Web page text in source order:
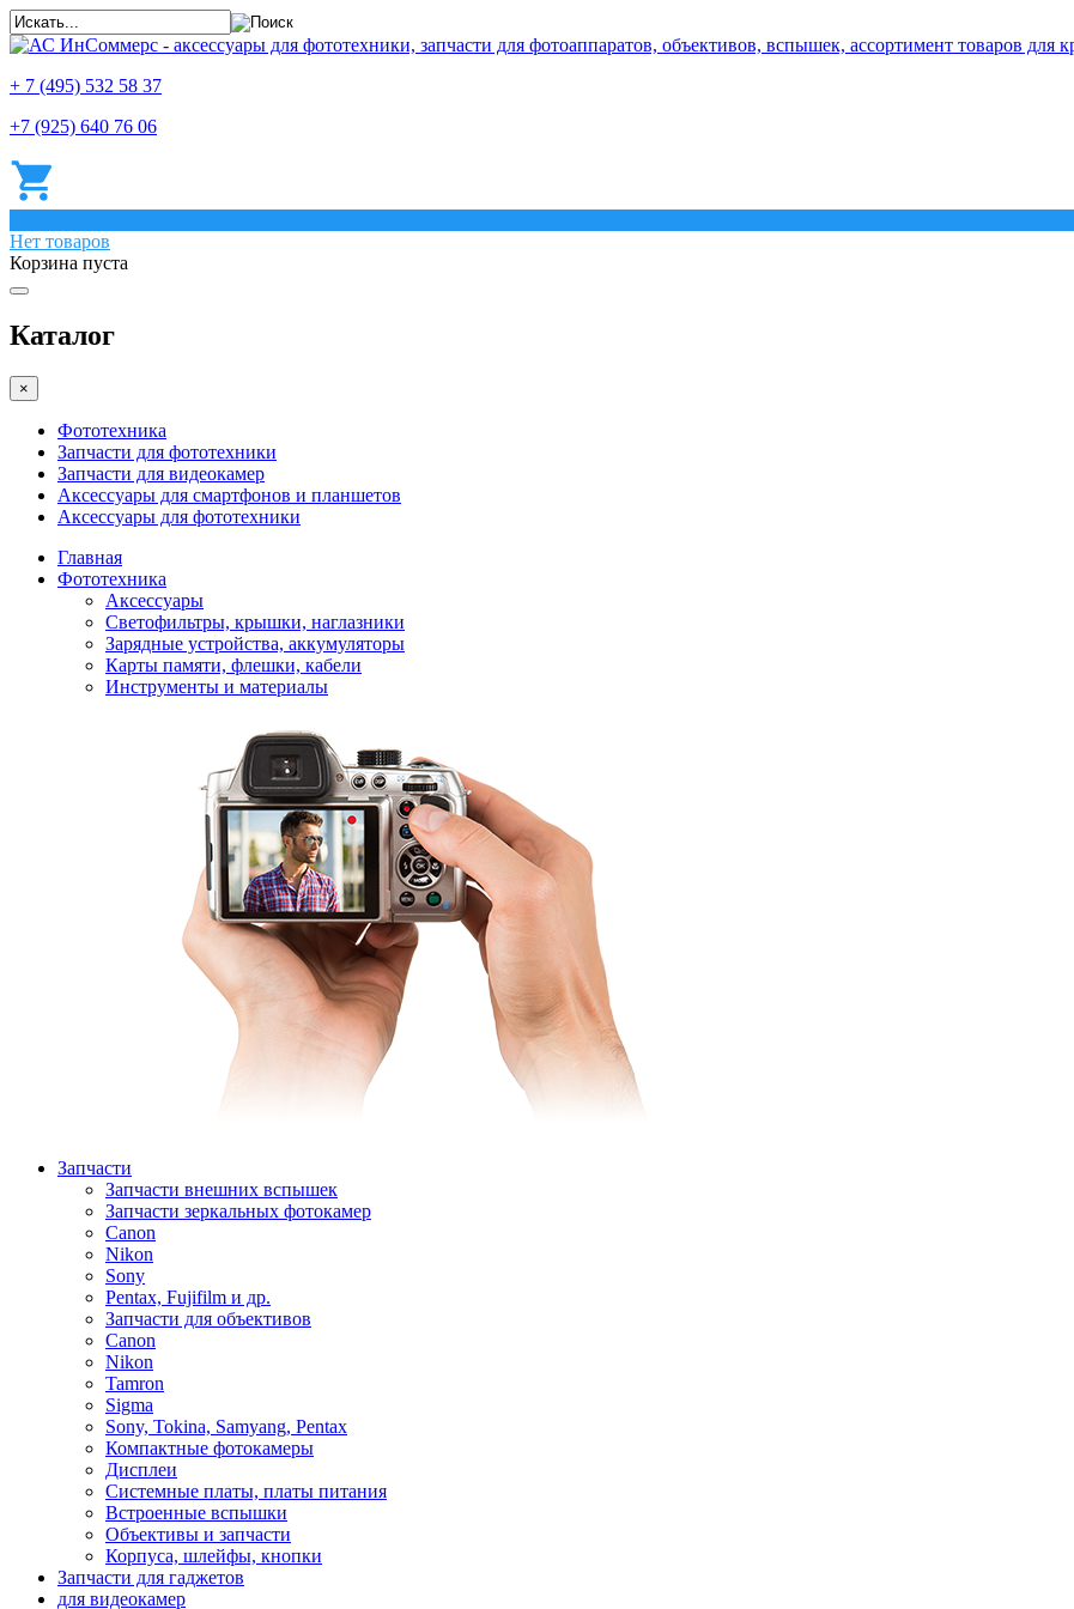
+ 7 (495) 532 58 37
+7 (925) 640 76 06
Нет товаров
Корзина пуста
Каталог
×
Фототехника
Запчасти для фототехники
Запчасти для видеокамер
Аксессуары для смартфонов и планшетов
Аксессуары для фототехники
Главная
Фототехника
Аксессуары
Светофильтры, крышки, наглазники
Зарядные устройства, аккумуляторы
Карты памяти, флешки, кабели
Инструменты и материалы
Запчасти
Запчасти внешних вспышек
Запчасти зеркальных фотокамер
Canon
Nikon
Sony
Pentax, Fujifilm и др.
Запчасти для объективов
Canon
Nikon
Tamron
Sigma
Sony, Tokina, Samyang, Pentax
Компактные фотокамеры
Дисплеи
Системные платы, платы питания
Встроенные вспышки
Объективы и запчасти
Корпуса, шлейфы, кнопки
Запчасти для гаджетов
для видеокамер